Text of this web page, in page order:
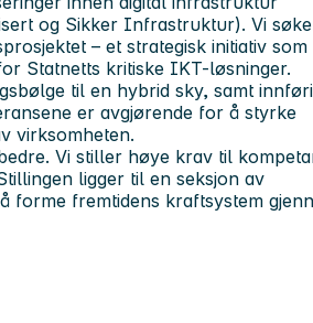
og Sikker Infrastruktur). Vi
– et strategisk initiativ som
Statnetts kritiske IKT-løsninger.
til en hybrid sky, samt
er avgjørende for å styrke
virksomheten.
Vi stiller høye krav til
ligger til en seksjon av
forme fremtidens kraftsystem